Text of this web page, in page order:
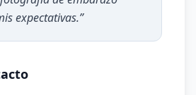
expectativas.”